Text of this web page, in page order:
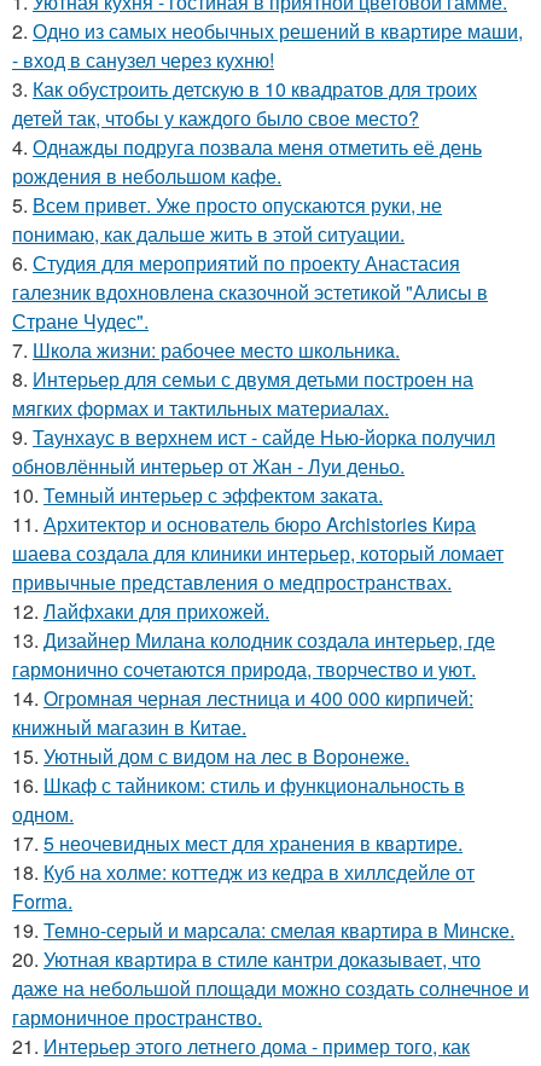
2. Одно из самых необычных решений в квартире маши,
- вход в санузел через кухню!
3. Как обустроить детскую в 10 квадратов для троих
детей так, чтобы у каждого было свое место?
4. Однажды подруга позвала меня отметить её день
рождения в небольшом кафе.
5. Всем привет. Уже просто опускаются руки, не
понимаю, как дальше жить в этой ситуации.
6. Студия для мероприятий по проекту Анастасия
галезник вдохновлена сказочной эстетикой "Алисы в
Стране Чудес".
7. Школа жизни: рабочее место школьника.
8. Интерьер для семьи с двумя детьми построен на
мягких формах и тактильных материалах.
9. Таунхаус в верхнем ист - сайде Нью-йорка получил
обновлённый интерьер от Жан - Луи деньо.
10. Темный интерьер с эффектом заката.
11. Архитектор и основатель бюро Archistories Кира
шаева создала для клиники интерьер, который ломает
привычные представления о медпространствах.
12. Лайфхаки для прихожей.
13. Дизайнер Милана колодник создала интерьер, где
гармонично сочетаются природа, творчество и уют.
14. Огромная черная лестница и 400 000 кирпичей:
книжный магазин в Китае.
15. Уютный дом с видом на лес в Воронеже.
16. Шкаф с тайником: стиль и функциональность в
одном.
17. 5 неочевидных мест для хранения в квартире.
18. Куб на холме: коттедж из кедра в хиллсдейле от
Forma.
19. Темно-серый и марсала: смелая квартира в Минске.
20. Уютная квартира в стиле кантри доказывает, что
даже на небольшой площади можно создать солнечное и
гармоничное пространство.
21. Интерьер этого летнего дома - пример того, как